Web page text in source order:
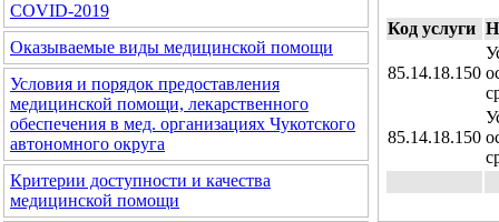
COVID-2019
Оказываемые виды медицинской помощи
Условия и порядок предоставления
медицинской помощи, лекарственного
обеспечения в мед. организациях Чукотского
автономного округа
Критерии доступности и качества
медицинской помощи
Код услуги
85.14.18.150
85.14.18.150